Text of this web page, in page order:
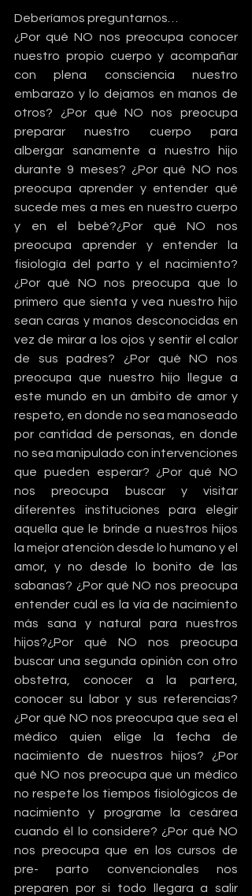
Deberíamos preguntarnos…
¿Por qué NO nos preocupa conocer
nuestro propio cuerpo y acompañar
con plena consciencia nuestro
embarazo y lo dejamos en manos de
otros? ¿Por qué NO nos preocupa
preparar nuestro cuerpo para
albergar sanamente a nuestro hijo
durante 9 meses? ¿Por qué NO nos
preocupa aprender y entender qué
sucede mes a mes en nuestro cuerpo
y en el bebé?¿Por qué NO nos
preocupa aprender y entender la
fisiología del parto y el nacimiento?
¿Por qué NO nos preocupa que lo
primero que sienta y vea nuestro hijo
sean caras y manos desconocidas en
vez de mirar a los ojos y sentir el calor
de sus padres? ¿Por qué NO nos
preocupa que nuestro hijo llegue a
este mundo en un ámbito de amor y
respeto, en donde no sea manoseado
por cantidad de personas, en donde
no sea manipulado con intervenciones
que pueden esperar? ¿Por qué NO
nos preocupa buscar y visitar
diferentes instituciones para elegir
aquella que le brinde a nuestros hijos
la mejor atención desde lo humano y el
amor, y no desde lo bonito de las
sabanas? ¿Por qué NO nos preocupa
entender cuál es la vía de nacimiento
más sana y natural para nuestros
hijos?¿Por qué NO nos preocupa
buscar una segunda opinión con otro
obstetra, conocer a la partera,
conocer su labor y sus referencias?
¿Por qué NO nos preocupa que sea el
médico quien elige la fecha de
nacimiento de nuestros hijos? ¿Por
qué NO nos preocupa que un médico
no respete los tiempos fisiológicos de
nacimiento y programe la cesárea
cuando él lo considere? ¿Por qué NO
nos preocupa que en los cursos de
pre- parto convencionales nos
preparen por si todo llegara a salir